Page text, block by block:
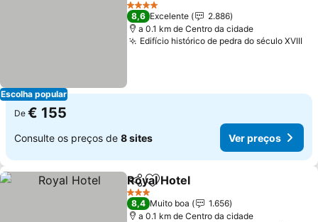
Escolha popular
4 Estrelas
8,6 Excelente
2.886
a 0.1 km de Centro da cidade
Edifício histórico de pedra do século XVIII
De € 155
Consulte os preços de 8 sites Ver preços
PartilharAdicionar aos favoritos
Royal Hotel
3 Estrelas
8,4 Muito boa
1.656
a 0.1 km de Centro da cidade